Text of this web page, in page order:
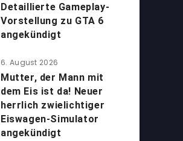
Detaillierte Gameplay-
Vorstellung zu GTA 6
angekündigt
6. August 2026
Mutter, der Mann mit
dem Eis ist da! Neuer
herrlich zwielichtiger
Eiswagen-Simulator
angekündigt